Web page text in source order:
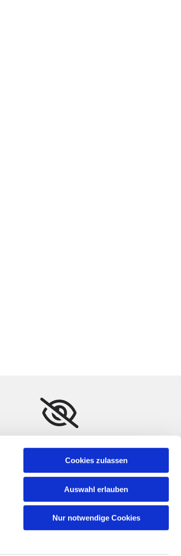
Cookies zulassen
Auswahl erlauben
Nur notwendige Cookies
Bitte akzeptieren Sie
Marketing-Cookies, um
diese Karte anzuzeigen.
Accept cookies